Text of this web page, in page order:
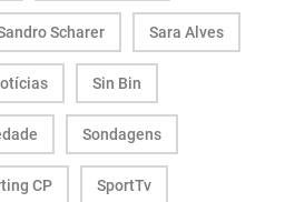
Scharer Sara Alves
Sin Bin
Sondagens
CP SportTv